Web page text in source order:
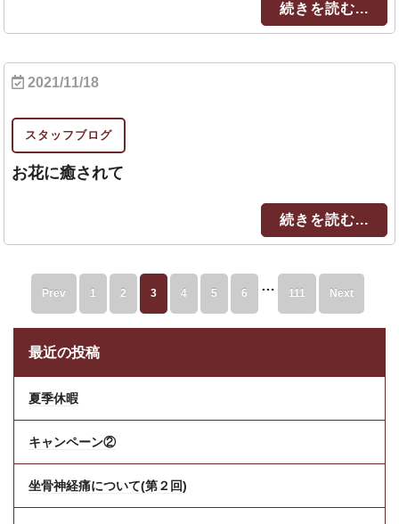
続きを読む...
2021/11/18
スタッフブログ
お花に癒されて
続きを読む...
Prev 1 2 3 4 5 6 … 111 Next
最近の投稿
夏季休暇
キャンペーン②
坐骨神経痛について(第２回)